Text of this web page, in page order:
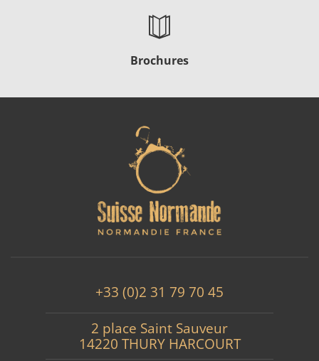
Brochures
+33 (0)2 31 79 70 45
2 place Saint Sauveur
14220 THURY HARCOURT